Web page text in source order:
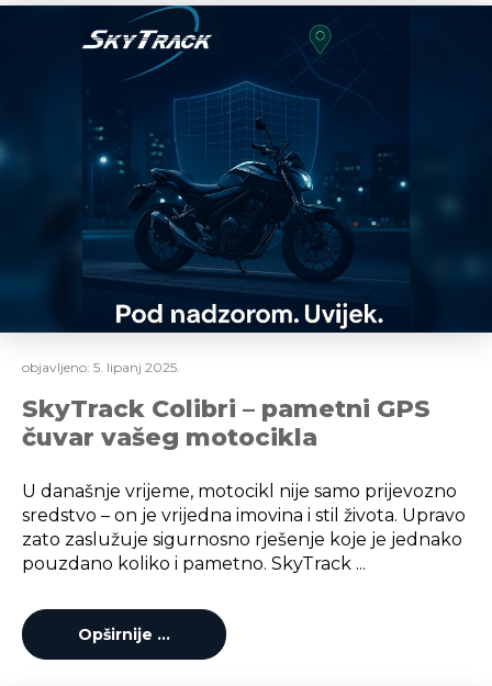
objavljeno: 5. lipanj 2025.
SkyTrack Colibri – pametni GPS
čuvar vašeg motocikla
U današnje vrijeme, motocikl nije samo prijevozno
sredstvo – on je vrijedna imovina i stil života. Upravo
zato zaslužuje sigurnosno rješenje koje je jednako
pouzdano koliko i pametno. SkyTrack ...
Opširnije …